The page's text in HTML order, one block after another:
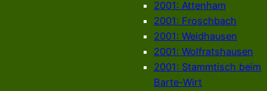
2001: Attenham
2001: Froschbach
2001: Weidhausen
2001: Wolfratshausen
2001: Stammtisch beim
Barte-Wirt